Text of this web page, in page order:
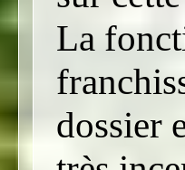
La
dossier